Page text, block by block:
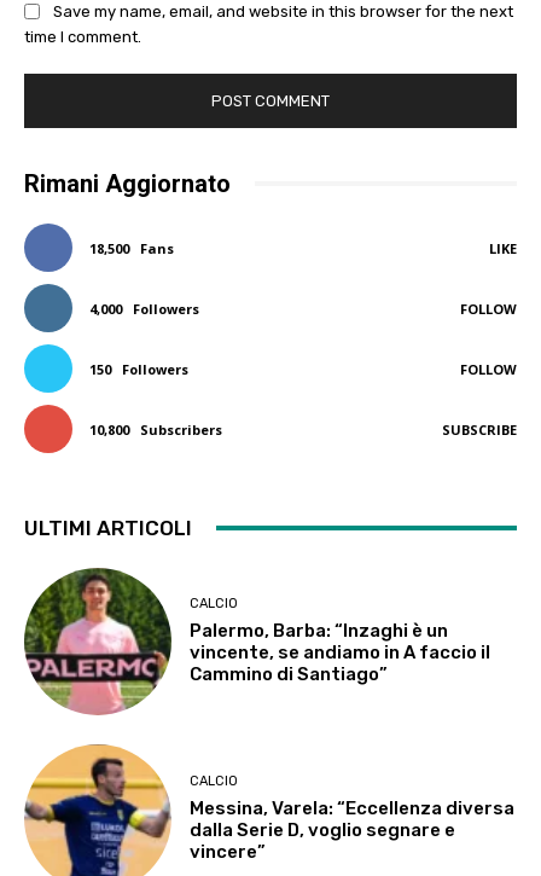
Save my name, email, and website in this browser for the next
time I comment.
Rimani Aggiornato
18,500 Fans LIKE
4,000 Followers FOLLOW
150 Followers FOLLOW
10,800 Subscribers SUBSCRIBE
ULTIMI ARTICOLI
CALCIO
Palermo, Barba: “Inzaghi è un
vincente, se andiamo in A faccio il
Cammino di Santiago”
CALCIO
Messina, Varela: “Eccellenza diversa
dalla Serie D, voglio segnare e
vincere”